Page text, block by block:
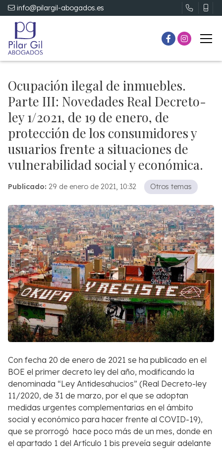
info@pilargil-abogados.es
Ocupación ilegal de inmuebles.
Parte III: Novedades Real Decreto-
ley 1/2021, de 19 de enero, de
protección de los consumidores y
usuarios frente a situaciones de
vulnerabilidad social y económica.
Publicado: 29 de enero de 2021, 10:32 Otros temas
Con fecha 20 de enero de 2021 se ha publicado en el
BOE el primer decreto ley del año, modificando la
denominada “Ley Antidesahucios” (Real Decreto-ley
11/2020, de 31 de marzo, por el que se adoptan
medidas urgentes complementarias en el ámbito
social y económico para hacer frente al COVID-19),
que se prorrogó hace poco más de un mes, donde en
el apartado 1 del Artículo 1 bis preveía seguir adelante